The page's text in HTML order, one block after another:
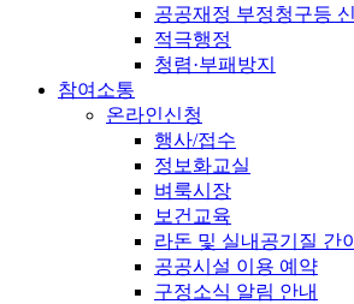
공공재정 부정청구등
적극행정
청렴·부패방지
참여소통
온라인신청
행사/접수
정보화교실
벼룩시장
보건교육
라돈 및 실내공기질 간
공공시설 이용 예약
구정소식 알림 안내